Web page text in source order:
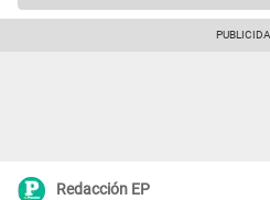
Redacción EP